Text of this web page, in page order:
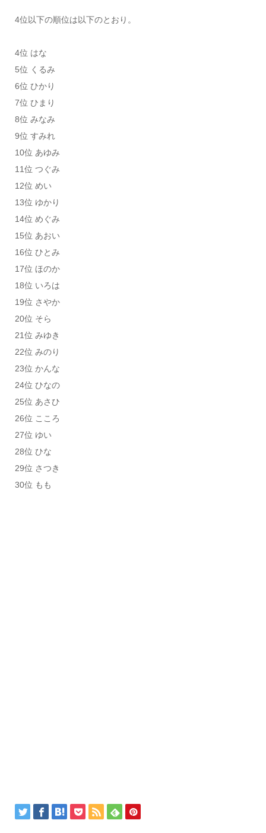
4位以下の順位は以下のとおり。
4位 はな
5位 くるみ
6位 ひかり
7位 ひまり
8位 みなみ
9位 すみれ
10位 あゆみ
11位 つぐみ
12位 めい
13位 ゆかり
14位 めぐみ
15位 あおい
16位 ひとみ
17位 ほのか
18位 いろは
19位 さやか
20位 そら
21位 みゆき
22位 みのり
23位 かんな
24位 ひなの
25位 あさひ
26位 こころ
27位 ゆい
28位 ひな
29位 さつき
30位 もも